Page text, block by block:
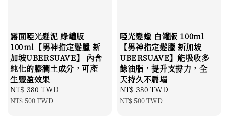
霧面啞光髮泥 綠罐版
100ml【男神指定髮臘 新
加坡UBERSUAVE】 內含
純化的膨潤土成分，可產
生豐盈效果
Sale
price
NT$ 380 TWD
NT$ 500 TWD
啞光髮蠟 白罐版 100ml
【男神指定髮臘 新加坡
UBERSUAVE】能吸收多
餘油脂，提升支撐力，全
天持久不扁塌
Sale
price
NT$ 380 TWD
NT$ 500 TWD